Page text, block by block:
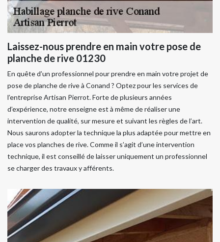
Laissez-nous prendre en main votre pose de
planche de rive 01230
En quête d’un professionnel pour prendre en main votre projet de
pose de planche de rive à Conand ? Optez pour les services de
l’entreprise Artisan Pierrot. Forte de plusieurs années
d’expérience, notre enseigne est à même de réaliser une
intervention de qualité, sur mesure et suivant les règles de l’art.
Nous saurons adopter la technique la plus adaptée pour mettre en
place vos planches de rive. Comme il s’agit d’une intervention
technique, il est conseillé de laisser uniquement un professionnel
se charger des travaux y afférents.